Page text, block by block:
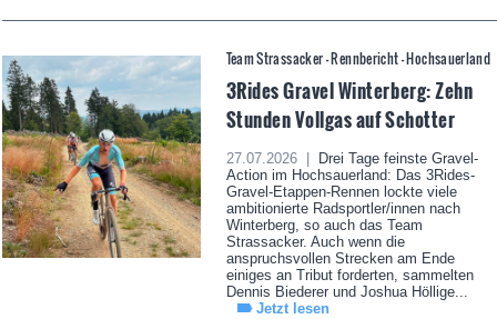
Team Strassacker - Rennbericht - Hochsauerland
3Rides Gravel Winterberg: Zehn
Stunden Vollgas auf Schotter
27.07.2026 |
Drei Tage feinste Gravel-
Action im Hochsauerland: Das 3Rides-
Gravel-Etappen-Rennen lockte viele
ambitionierte Radsportler/innen nach
Winterberg, so auch das Team
Strassacker. Auch wenn die
anspruchsvollen Strecken am Ende
einiges an Tribut forderten, sammelten
Dennis Biederer und Joshua Höllige...
Jetzt lesen